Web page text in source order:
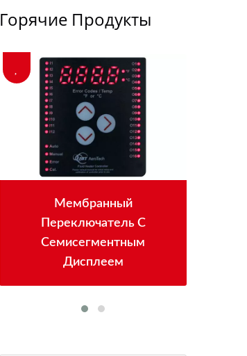
Горячие Продукты
FPC Внутри Мембранного
Переключателя